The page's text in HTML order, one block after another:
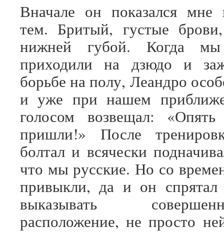
Вначале он показался мне
тем. Бритый, густые
нижней губой. Когда
приходили на дзюдо и
борьбе на полу, Леандро
и уже при нашем
голосом возвещал:
пришли!» После
болтал и всячески
что мы русские. Но со
привыкли, да и он
выказывать
расположение, не просто